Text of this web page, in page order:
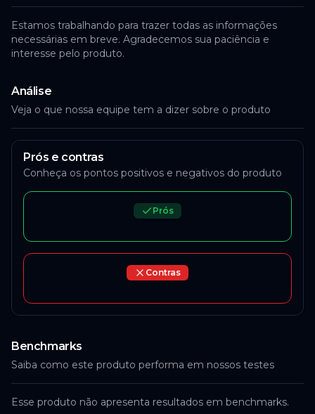
Estamos trabalhando para trazer todas as informações
necessárias em breve. Agradecemos sua paciência e
interesse pelo produto.
Análise
Veja o que nossa equipe tem a dizer sobre o produto
Prós e contras
Conheça os pontos positivos e negativos do produto
Prós
Contras
Benchmarks
Saiba como este produto performa em nossos testes
Esse produto não apresenta resultados em benchmarks.